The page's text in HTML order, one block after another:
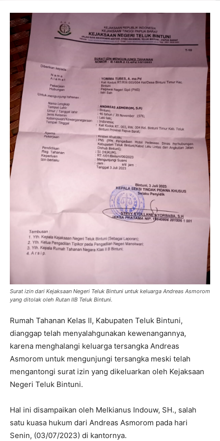
Surat izin dari Kejaksaan Negeri Teluk Bintuni untuk keluarga Andreas Asmorom
yang ditolak oleh Rutan IIB Teluk Bintuni.
Rumah Tahanan Kelas II, Kabupaten Teluk Bintuni,
dianggap telah menyalahgunakan kewenangannya,
karena menghalangi keluarga tersangka Andreas
Asmorom untuk mengunjungi tersangka meski telah
mengantongi surat izin yang dikeluarkan oleh Kejaksaan
Negeri Teluk Bintuni.
Hal ini disampaikan oleh Melkianus Indouw, SH., salah
satu kuasa hukum dari Andreas Asmorom pada hari
Senin, (03/07/2023) di kantornya.